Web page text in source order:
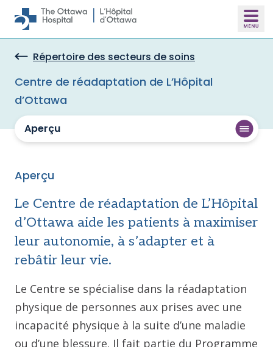
Skip to main content
Répertoire des secteurs de soins
Centre de réadaptation de L’Hôpital
d’Ottawa
Aperçu
Aperçu
Le Centre de réadaptation de L’Hôpital
d’Ottawa aide les patients à maximiser
leur autonomie, à s’adapter et à
rebâtir leur vie.
Le Centre se spécialise dans la réadaptation
physique de personnes aux prises avec une
incapacité physique à la suite d’une maladie
ou d’une blessure. Il fait partie du Programme